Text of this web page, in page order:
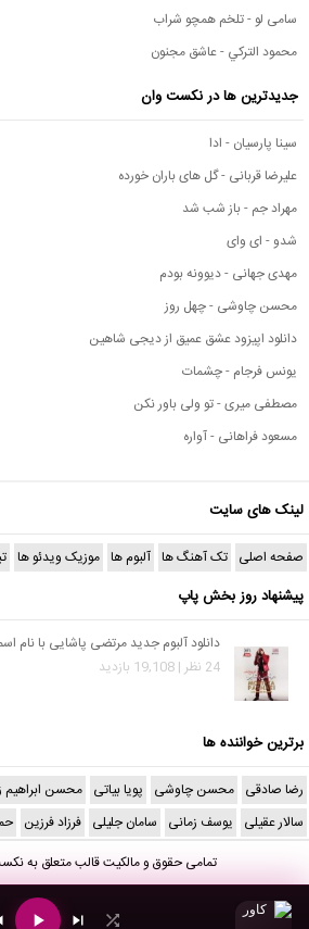
سامی لو - تلخم همچو شراب
محمود التركي - عاشق مجنون
جدیدترین ها در نکست وان
سینا پارسیان - ادا
علیرضا قربانی - گل های باران خورده
مهراد جم - باز شب شد
شدو - ای وای
مهدی جهانی - دیوونه بودم
محسن چاوشی - چهل روز
دانلود اپیزود عشق عمیق از دیجی شاهین
یونس فرجام - چشمات
مصطفی میری - تو ولی باور نکن
مسعود فراهانی - آواره
لینک های سایت
صفحه اصلی تک آهنگ ها آلبوم ها موزیک ویدئو ها
پیشنهاد روز بخش پاپ
دانلود آلبوم جدید مرتضی پاشایی با
24 نظر | 19,108 بازدید
برترین خواننده ها
رضا صادقی محسن چاوشی پویا بیاتی محسن ابراهیم
سالار عقیلی یوسف زمانی سامان جلیلی فرزاد فرزین
تمامی حقوق و مالکیت قالب متعلق به